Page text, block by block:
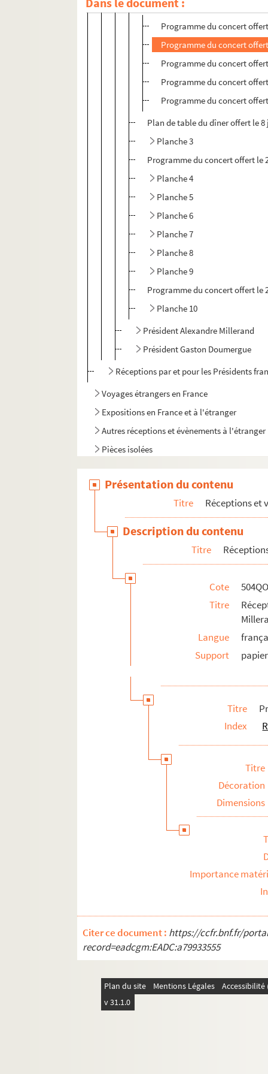
Planche 2 : concerts
Programme du concert
Programme du concert
Programme du concert
Programme du concert
Programme du concert
Plan de table du dîner offert le
Planche 3
Programme du concert offert le
Planche 4
Planche 5
Planche 6
Planche 7
Planche 8
Planche 9
Programme du concert offert le
Planche 10
Président Alexandre Millerand
Président Gaston Doumergue
Réceptions par et pour les Présidents
Voyages étrangers en France
Expositions en France et à l'étranger
Autres réceptions et évènements à l'étranger
Pièces isolées
Présentation du contenu
Titre Réceptions et
Description du contenu
Titre
Cote
Titre
Langue
Support
papier
Titre
Index
Titre
Décoration
Dimensions
Importance
Citer ce document : https://ccfr.bnf.fr/
record=eadcgm:EADC:a79933555
Plan du site Mentions Légales
v 31.1.0